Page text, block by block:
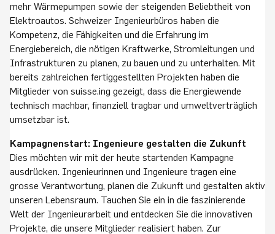
mehr Wärmepumpen sowie der steigenden Beliebtheit von
Elektroautos. Schweizer Ingenieurbüros haben die
Kompetenz, die Fähigkeiten und die Erfahrung im
Energiebereich, die nötigen Kraftwerke, Stromleitungen und
Infrastrukturen zu planen, zu bauen und zu unterhalten. Mit
bereits zahlreichen fertiggestellten Projekten haben die
Mitglieder von suisse.ing gezeigt, dass die Energiewende
technisch machbar, finanziell tragbar und umweltverträglich
umsetzbar ist.
Kampagnenstart: Ingenieure gestalten die Zukunft
Dies möchten wir mit der heute startenden Kampagne
ausdrücken. Ingenieurinnen und Ingenieure tragen eine
grosse Verantwortung, planen die Zukunft und gestalten aktiv
unseren Lebensraum. Tauchen Sie ein in die faszinierende
Welt der Ingenieurarbeit und entdecken Sie die innovativen
Projekte, die unsere Mitglieder realisiert haben. Zur